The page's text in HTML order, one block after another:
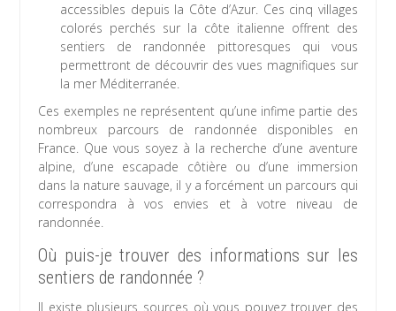
accessibles depuis la Côte d’Azur. Ces cinq villages
colorés perchés sur la côte italienne offrent des
sentiers de randonnée pittoresques qui vous
permettront de découvrir des vues magnifiques sur
la mer Méditerranée.
Ces exemples ne représentent qu’une infime partie des
nombreux parcours de randonnée disponibles en
France. Que vous soyez à la recherche d’une aventure
alpine, d’une escapade côtière ou d’une immersion
dans la nature sauvage, il y a forcément un parcours qui
correspondra à vos envies et à votre niveau de
randonnée.
Où puis-je trouver des informations sur les
sentiers de randonnée ?
Il existe plusieurs sources où vous pouvez trouver des